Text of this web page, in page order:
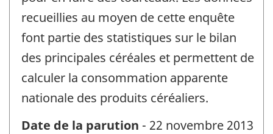
recueillies au moyen de cette enquête
font partie des statistiques sur le bilan
des principales céréales et permettent de
calculer la consommation apparente
nationale des produits céréaliers.
Date de la parution - 22 novembre 2013